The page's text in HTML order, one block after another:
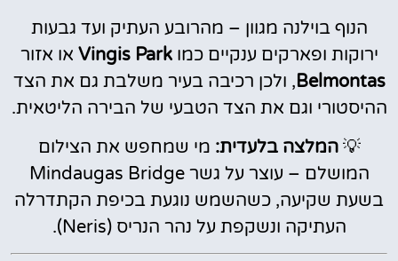
הנוף בוילנה מגוון – מהרובע העתיק ועד גבעות
ירוקות ופארקים ענקיים כמוVingis Park או אזור
Belmontas, ולכן רכיבה בעיר משלבת גם את הצד
ההיסטורי וגם את הצד הטבעי של הבירה הליטאית.
💡המלצה בלעדית: מי שמחפש את הצילום
המושלם – עוצר על גשר Mindaugas Bridge
בשעת שקיעה, כשהשמש נוגעת בכיפת הקתדרלה
העתיקה ונשקפת על נהר הנריס (Neris).